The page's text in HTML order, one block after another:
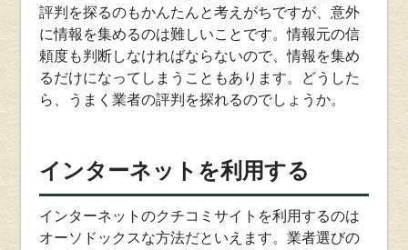
評判を探るのもかんたんと考えがちですが、意外
に情報を集めるのは難しいことです。情報元の信
頼度も判断しなければならないので、情報を集め
るだけになってしまうこともあります。どうした
ら、うまく業者の評判を探れるのでしょうか。
インターネットを利用する
インターネットのクチコミサイトを利用するのは
オーソドックスな方法だといえます。業者選びの